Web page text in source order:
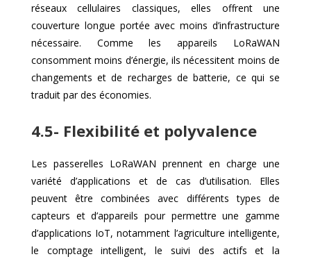
réseaux cellulaires classiques, elles offrent une
couverture longue portée avec moins d’infrastructure
nécessaire. Comme les appareils LoRaWAN
consomment moins d’énergie, ils nécessitent moins de
changements et de recharges de batterie, ce qui se
traduit par des économies.
4.5- Flexibilité et polyvalence
Les passerelles LoRaWAN prennent en charge une
variété d’applications et de cas d’utilisation. Elles
peuvent être combinées avec différents types de
capteurs et d’appareils pour permettre une gamme
d’applications IoT, notamment l’agriculture intelligente,
le comptage intelligent, le suivi des actifs et la